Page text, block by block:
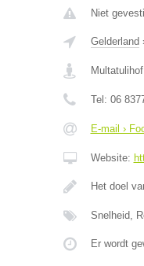
Niet
Gelderland
Tel: 06
E-mail ›
Website:
Het doel
Snelheid,
Er wordt